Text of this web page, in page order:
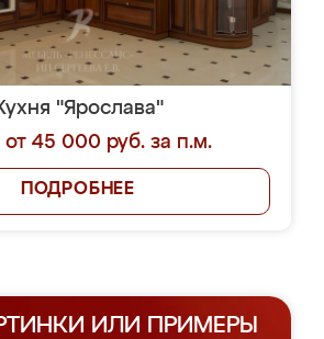
"Ярослава"
от 45 000 руб. за п.м.
ПОДРОБНЕЕ
ИЛИ ПРИМЕРЫ